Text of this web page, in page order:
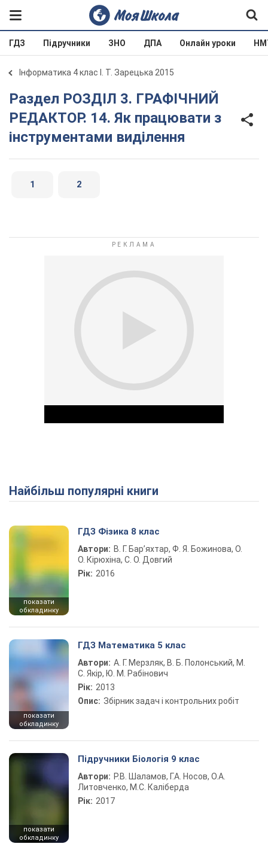
ГДЗ Підручники ЗНО ДПА Онлайн уроки
Інформатика 4 клас І. Т. Зарецька 2015
Раздел РОЗДІЛ 3. ГРАФІЧНИЙ
РЕДАКТОР. 14. Як працювати з
інструментами виділення
1 2
Play Video
Найбільш популярні книги
показати
обкладинку
ГДЗ Фізика 8 клас
Автори: В. Г. Бар’яхтар, Ф. Я. Божинова, О.
О. Кірюхіна, С. О. Довгий
Рік: 2016
показати
обкладинку
ГДЗ Математика 5 клас
Автори: А. Г. Мерзляк, В. Б. Полонський, М.
С. Якір, Ю. М. Рабінович
Рік: 2013
Опис: Збірник задач і контрольних робіт
показати
обкладинку
Підручники Біологія 9 клас
Автори: Р.В. Шаламов, Г.А. Носов, О.А.
Литовченко, М.С. Каліберда
Рік: 2017